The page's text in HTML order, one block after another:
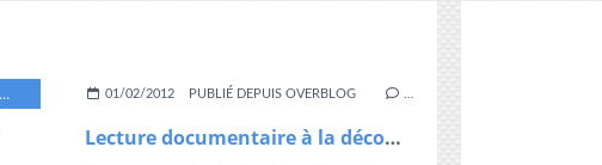
, ,QUESTIONS
01/02/2012 PUBLIÉ DEPUIS OVERBLOG
Lecture documentaire à la découverte du nouveau monde